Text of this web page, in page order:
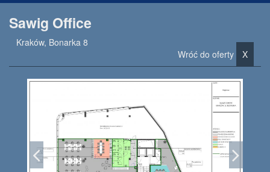
Sawig Office
Kraków, Bonarka 8
Wróć do oferty
X